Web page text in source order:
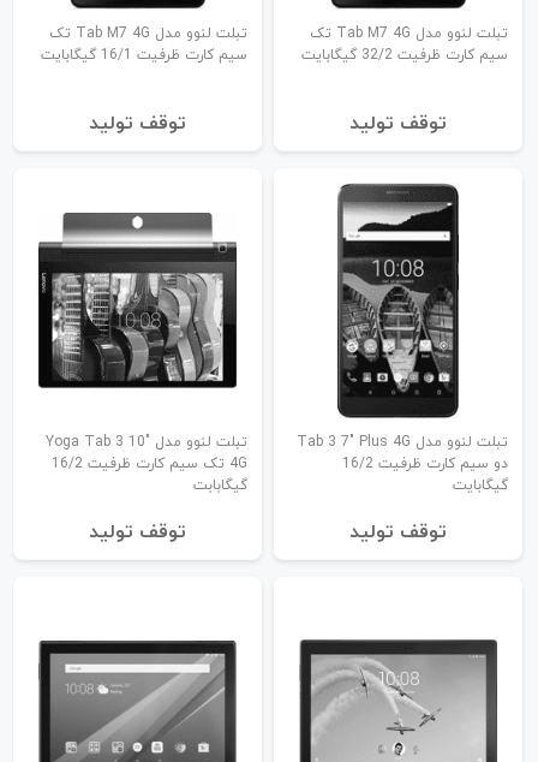
تبلت لنوو مدل Tab M7 4G تک
سیم کارت ظرفیت 32/2 گیگابایت
توقف تولید
تبلت لنوو مدل Tab M7 4G تک
سیم کارت ظرفیت 16/1 گیگابایت
توقف تولید
تبلت لنوو مدل Tab 3 7" Plus 4G
دو سیم کارت ظرفیت 16/2
گیگابایت
توقف تولید
تبلت لنوو مدل Yoga Tab 3 10"
4G تک سیم کارت ظرفیت 16/2
گیگابابت
توقف تولید